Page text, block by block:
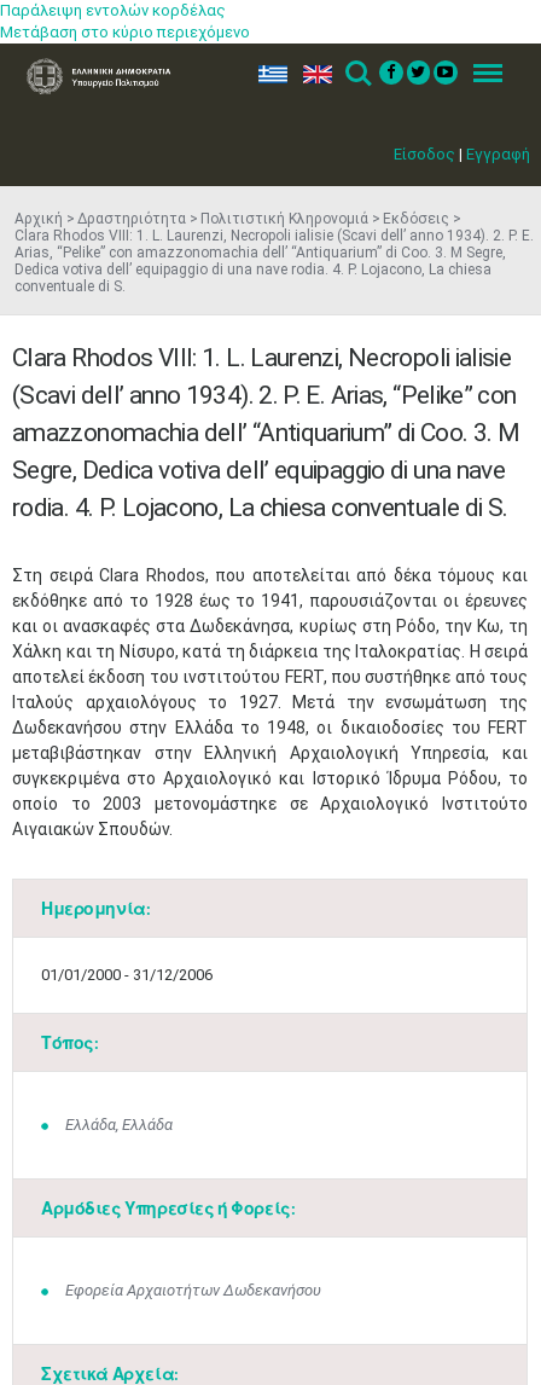
Παράλειψη εντολών κορδέλας
Μετάβαση στο κύριο περιεχόμενο
Είσοδος | Εγγραφή
ελ en Search Menu
Αρχική Δραστηριότητα Πολιτιστική Κληρονομιά
Εκδόσεις
Clara Rhodos VIII: 1. L. Laurenzi, Necropoli ialisie (Scavi dell’ anno 1934). 2. P. E.
Arias, “Pelike” con amazzonomachia dell’ “Antiquarium” di Coo. 3. M Segre,
Dedica votiva dell’ equipaggio di una nave rodia. 4. P. Lojacono, La chiesa
conventuale di S.
Clara Rhodos VIII: 1. L. Laurenzi, Necropoli ialisie
(Scavi dell’ anno 1934). 2. P. E. Arias, “Pelike” con
amazzonomachia dell’ “Antiquarium” di Coo. 3. M
Segre, Dedica votiva dell’ equipaggio di una nave
rodia. 4. P. Lojacono, La chiesa conventuale di S.
Στη σειρά Clara Rhodos, που αποτελείται από δέκα τόμους και
εκδόθηκε από το 1928 έως το 1941, παρουσιάζονται οι έρευνες
και οι ανασκαφές στα Δωδεκάνησα, κυρίως στη Ρόδο, την Κω, τη
Χάλκη και τη Νίσυρο, κατά τη διάρκεια της Ιταλοκρατίας. Η σειρά
αποτελεί έκδοση του ινστιτούτου FERT, που συστήθηκε από τους
Ιταλούς αρχαιολόγους το 1927. Μετά την ενσωμάτωση της
Δωδεκανήσου στην Ελλάδα το 1948, οι δικαιοδοσίες του FERT
μεταβιβάστηκαν στην Ελληνική Αρχαιολογική Υπηρεσία, και
συγκεκριμένα στο Αρχαιολογικό και Ιστορικό Ίδρυμα Ρόδου, το
οποίο το 2003 μετονομάστηκε σε Αρχαιολογικό Ινστιτούτο
Αιγαιακών Σπουδών.
Ημερομηνία:
01/01/2000 - 31/12/2006
Τόπος:
Ελλάδα, Ελλάδα
Αρμόδιες Υπηρεσίες ή Φορείς:
Εφορεία Αρχαιοτήτων Δωδεκανήσου
Σχετικά Αρχεία: